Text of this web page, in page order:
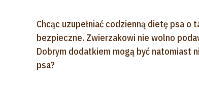
Chcąc uzupełniać codzienną dietę psa o
bezpieczne. Zwierzakowi nie wolno
Dobrym dodatkiem mogą być natomiast
psa?